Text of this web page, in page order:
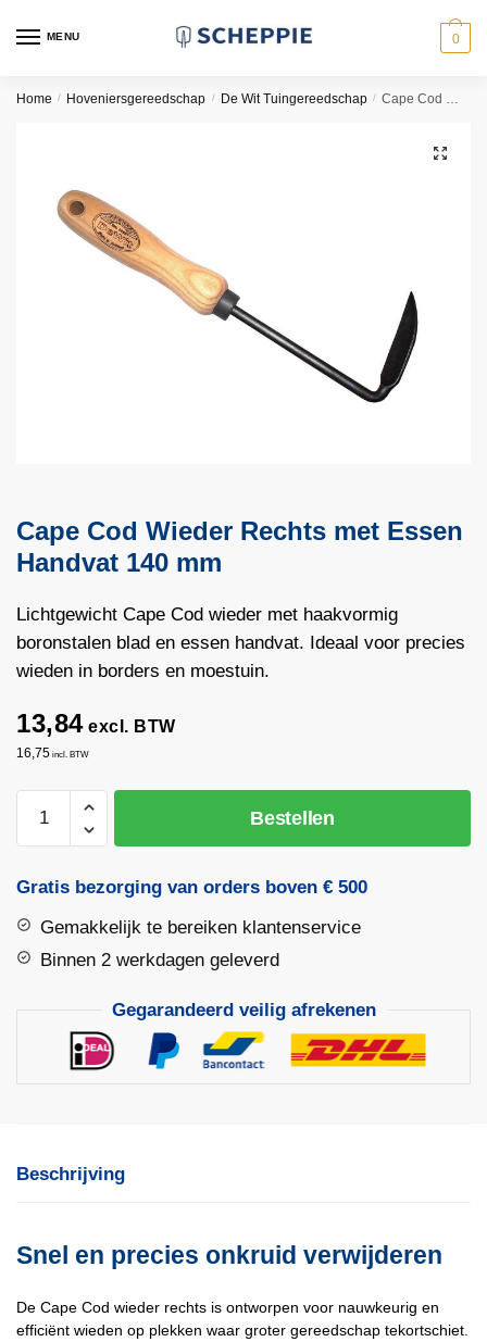
MENU 0
Home / Hoveniersgereedschap / De Wit Tuingereedschap / Cape Cod Wieder Rechts met Essen Handvat 140 mm
🔍
Cape Cod Wieder Rechts met Essen
Handvat 140 mm
Lichtgewicht Cape Cod wieder met haakvormig
boronstalen blad en essen handvat. Ideaal voor precies
wieden in borders en moestuin.
13,84excl. BTW
16,75 incl. BTW
Cod
Rechts
Essen
Handvat
Bestellen
Gratis bezorging van orders boven € 500
Gemakkelijk te bereiken klantenservice
Binnen 2 werkdagen geleverd
Gegarandeerd veilig afrekenen
Beschrijving
Snel en precies onkruid verwijderen
De Cape Cod wieder rechts is ontworpen voor nauwkeurig en
efficiënt wieden op plekken waar groter gereedschap tekortschiet.